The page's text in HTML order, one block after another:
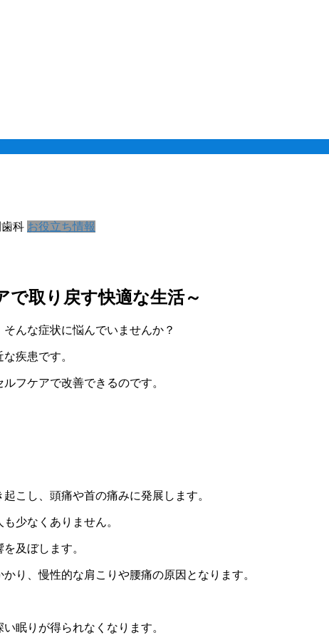
科 お役立ち情報
で取り戻す快適な生活～
んな症状に悩んでいませんか？
疾患です。
フケアで改善できるのです。
こし、頭痛や首の痛みに発展します。
少なくありません。
及ぼします。
り、慢性的な肩こりや腰痛の原因となります。
眠りが得られなくなります。